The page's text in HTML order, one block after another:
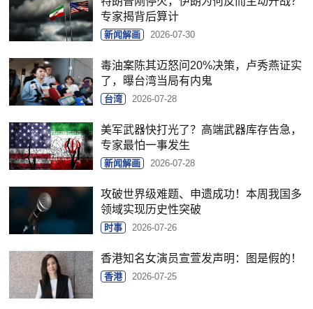
专家揭背后算计
新闻解画 2026-07-30
毒油案陈其迈怒问20%决策，卢秀燕证实
了，曝台湾当局有内鬼
台湾 2026-07-28
美军武器快打光了？高端武器库存告急，
专家最怕一事发生
新闻解画 2026-07-28
攻破世界级难题、申遗成功！本周我国多
领域实现历史性突破
时事 2026-07-26
香港知名女演员宣萱发声明：图是假的！
香港 2026-07-25